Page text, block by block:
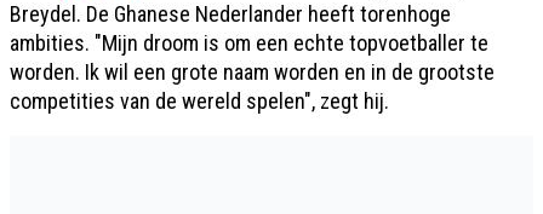
Breydel. De Ghanese Nederlander heeft torenhoge
ambities. "Mijn droom is om een echte topvoetballer te
worden. Ik wil een grote naam worden en in de grootste
competities van de wereld spelen", zegt hij.